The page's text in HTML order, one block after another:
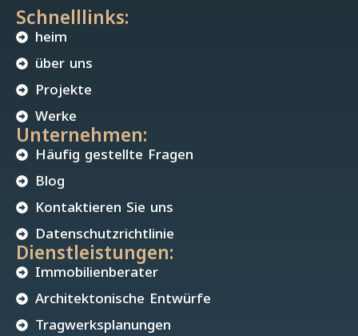
Schnelllinks:
heim
über uns
Projekte
Werke
Unternehmen:
Häufig gestellte Fragen
Blog
Kontaktieren Sie uns
Datenschutzrichtlinie
Dienstleistungen:
Immobilienberater
Architektonische Entwürfe
Tragwerksplanungen